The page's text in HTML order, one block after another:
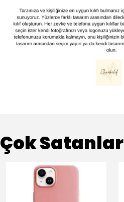
Çok Satanlar